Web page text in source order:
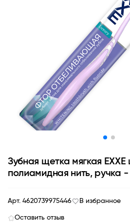
Зубная щетка мягкая
полиамидная нить, ручка -
Арт. 4620739975446 В избранное
Оставить отзыв